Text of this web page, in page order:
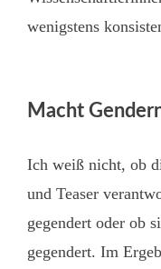
wenigstens
Macht
Ich weiß nicht, ob
und Teaser
gegendert oder ob
gegendert. Im